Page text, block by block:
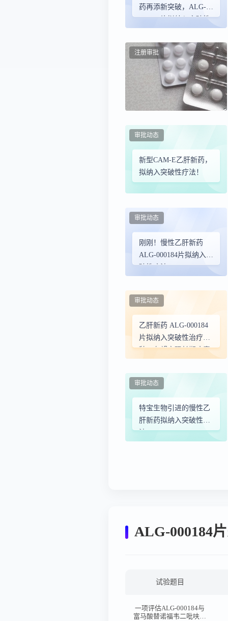
药再添新突破，ALG-
000184片拟纳入突破性
注册审批
新型CAM-E乙肝新药，
拟纳入突破性疗法！
审批动态
刚刚！慢性乙肝新药
ALG-000184片拟纳入突
破性疗法
审批动态
乙肝新药 ALG-000184
片拟纳入突破性治疗品
种，有望实现长期病毒
审批动态
特宝生物引进的慢性乙
肝新药拟纳入突破性疗
法
审批动态
ALG-000184
试验题目
一项评估ALG-000184与
富马酸替诺福韦二吡呋酯